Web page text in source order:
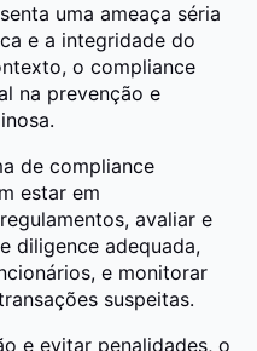
uma ameaça séria
e a integridade do
o compliance
na prevenção e
de compliance
estar em
avaliar e
diligence adequada,
e monitorar
suspeitas.
e evitar penalidades, o